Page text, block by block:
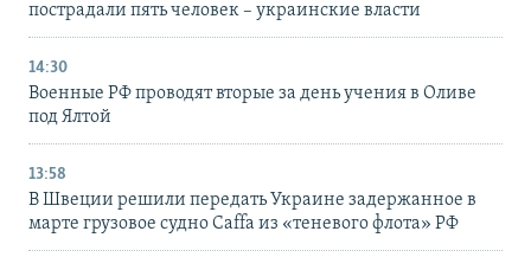
пострадали пять человек – украинские власти
14:30
Военные РФ проводят вторые за день учения в Оливе
под Ялтой
13:58
В Швеции решили передать Украине задержанное в
марте грузовое судно Caffa из «теневого флота» РФ